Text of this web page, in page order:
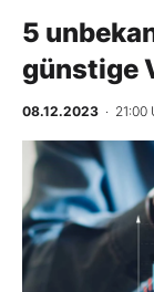
Finanz-
BO-
Experten
5
günstige
08.12.2023 · 21:00